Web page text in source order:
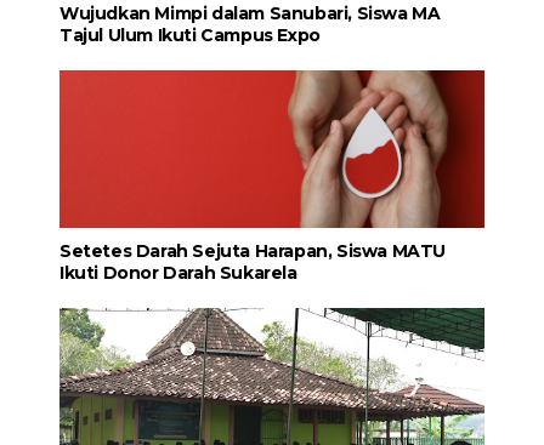
Wujudkan Mimpi dalam Sanubari, Siswa MA
Tajul Ulum Ikuti Campus Expo
Setetes Darah Sejuta Harapan, Siswa MATU
Ikuti Donor Darah Sukarela